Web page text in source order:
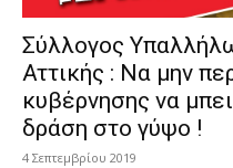
Σύλλογος
Αττικής : Να μην
κυβέρνησης να
δράση στο γύψο !
4 Σεπτεμβρίου 2019